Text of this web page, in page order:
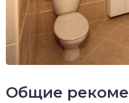
Общие